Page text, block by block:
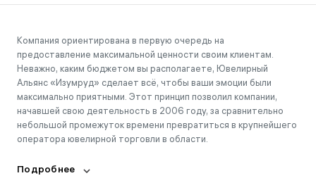
Компания ориентирована в первую очередь на
предоставление максимальной ценности своим клиентам.
Неважно, каким бюджетом вы располагаете, Ювелирный
Альянс «Изумруд» сделает всё, чтобы ваши эмоции были
максимально приятными. Этот принцип позволил компании,
начавшей свою деятельность в 2006 году, за сравнительно
небольшой промежуток времени превратиться в крупнейшего
оператора ювелирной торговли в области.
Подробнее